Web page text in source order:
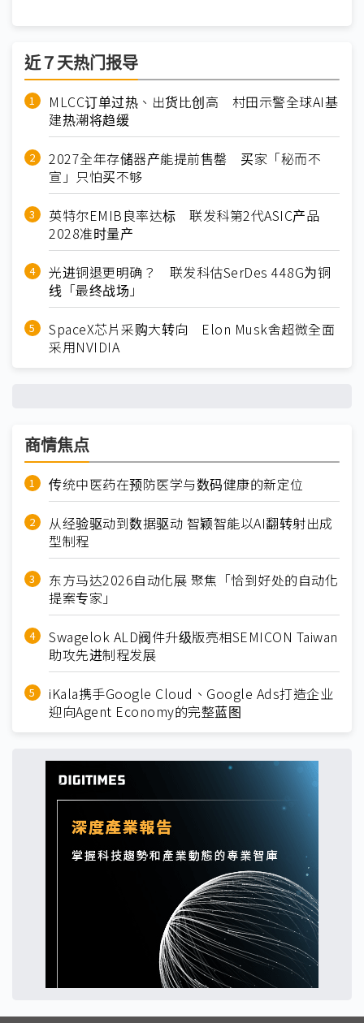
近７天热门报导
MLCC订单过热、出货比创高 村田示警全球AI基
建热潮将趋缓
2027全年存储器产能提前售罄 买家「秘而不
宣」只怕买不够
英特尔EMIB良率达标 联发科第2代ASIC产品
2028准时量产
光进铜退更明确？ 联发科估SerDes 448G为铜
线「最终战场」
SpaceX芯片采购大转向 Elon Musk舍超微全面
采用NVIDIA
商情焦点
传统中医药在预防医学与数码健康的新定位
从经验驱动到数据驱动 智颖智能以AI翻转射出成
型制程
东方马达2026自动化展 聚焦「恰到好处的自动化
提案专家」
Swagelok ALD阀件升级版亮相SEMICON Taiwan
助攻先进制程发展
iKala携手Google Cloud、Google Ads打造企业
迎向Agent Economy的完整蓝图